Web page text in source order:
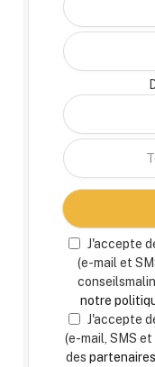
J'accepte
(e-mail et
notre
J'accepte
(e-mail, SMS
des partenaires